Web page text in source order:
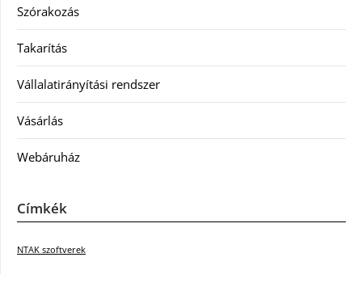
Szórakozás
Takarítás
Vállalatirányítási rendszer
Vásárlás
Webáruház
Címkék
NTAK szoftverek